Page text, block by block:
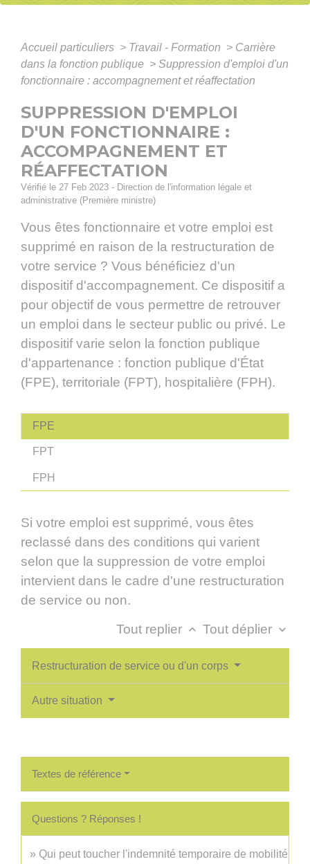
Accueil particuliers > Travail - Formation > Carrière
dans la fonction publique > Suppression d'emploi d'un
fonctionnaire : accompagnement et réaffectation
SUPPRESSION D'EMPLOI
D'UN FONCTIONNAIRE :
ACCOMPAGNEMENT ET
RÉAFFECTATION
Vérifié le 27 Feb 2023 - Direction de l'information légale et
administrative (Première ministre)
Vous êtes fonctionnaire et votre emploi est
supprimé en raison de la restructuration de
votre service ? Vous bénéficiez d'un
dispositif d'accompagnement. Ce dispositif a
pour objectif de vous permettre de retrouver
un emploi dans le secteur public ou privé. Le
dispositif varie selon la fonction publique
d'appartenance : fonction publique d'État
(FPE), territoriale (FPT), hospitalière (FPH).
FPE
FPT
FPH
Si votre emploi est supprimé, vous êtes
reclassé dans des conditions qui varient
selon que la suppression de votre emploi
intervient dans le cadre d'une restructuration
de service ou non.
Tout replier keyboard_arrow_up Tout déplier keyboard_arrow_down
Restructuration de service ou d'un corps
Autre situation
Textes de référence
Questions ? Réponses !
Qui peut toucher l'indemnité temporaire de mobilité